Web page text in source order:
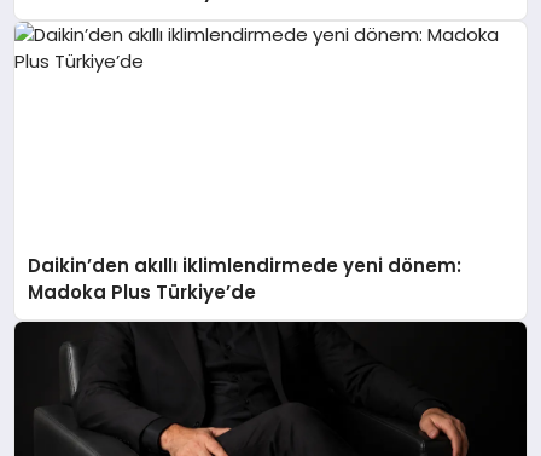
Daikin’den akıllı iklimlendirmede yeni dönem:
Madoka Plus Türkiye’de